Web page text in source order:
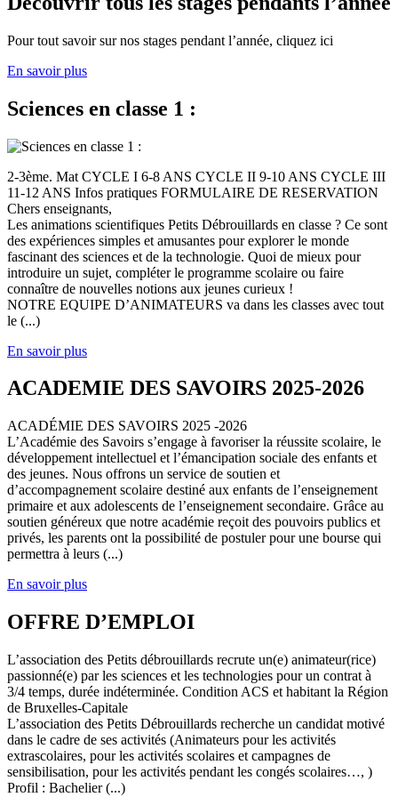
Pour tout savoir sur nos stages pendant l’année, cliquez ici
En savoir plus
Sciences en classe 1 :
2-3ème. Mat CYCLE I 6-8 ANS CYCLE II 9-10 ANS CYCLE III
11-12 ANS Infos pratiques FORMULAIRE DE RESERVATION
Chers enseignants,
Les animations scientifiques Petits Débrouillards en classe ? Ce sont
des expériences simples et amusantes pour explorer le monde
fascinant des sciences et de la technologie. Quoi de mieux pour
introduire un sujet, compléter le programme scolaire ou faire
connaître de nouvelles notions aux jeunes curieux !
NOTRE EQUIPE D’ANIMATEURS va dans les classes avec tout
le (...)
En savoir plus
ACADEMIE DES SAVOIRS 2025-2026
ACADÉMIE DES SAVOIRS 2025 -2026
L’Académie des Savoirs s’engage à favoriser la réussite scolaire, le
développement intellectuel et l’émancipation sociale des enfants et
des jeunes. Nous offrons un service de soutien et
d’accompagnement scolaire destiné aux enfants de l’enseignement
primaire et aux adolescents de l’enseignement secondaire. Grâce au
soutien généreux que notre académie reçoit des pouvoirs publics et
privés, les parents ont la possibilité de postuler pour une bourse qui
permettra à leurs (...)
En savoir plus
OFFRE D’EMPLOI
L’association des Petits débrouillards recrute un(e) animateur(rice)
passionné(e) par les sciences et les technologies pour un contrat à
3/4 temps, durée indéterminée. Condition ACS et habitant la Région
de Bruxelles-Capitale
L’association des Petits Débrouillards recherche un candidat motivé
dans le cadre de ses activités (Animateurs pour les activités
extrascolaires, pour les activités scolaires et campagnes de
sensibilisation, pour les activités pendant les congés scolaires…, )
Profil : Bachelier (...)